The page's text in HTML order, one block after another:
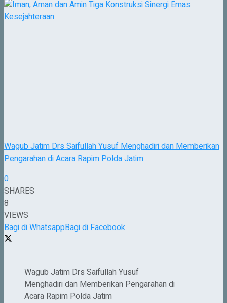
Wagub Jatim Drs Saifullah Yusuf Menghadiri dan Memberikan
Pengarahan di Acara Rapim Polda Jatim
0
SHARES
8
VIEWS
Bagi di WhatsappBagi di Facebook
Wagub Jatim Drs Saifullah Yusuf
Menghadiri dan Memberikan Pengarahan di
Acara Rapim Polda Jatim